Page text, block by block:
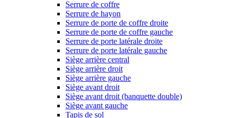
Serrure de coffre
Serrure de hayon
Serrure de porte de coffre droite
Serrure de porte de coffre gauche
Serrure de porte latérale droite
Serrure de porte latérale gauche
Siège arrière central
Siège arrière droit
Siège arrière gauche
Siège avant droit
Siège avant droit (banquette double)
Siège avant gauche
Tapis de sol